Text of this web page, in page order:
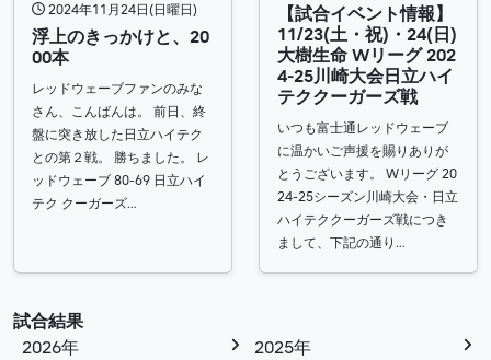
2024年11月24日(日曜日)
浮上のきっかけと、20
00本
レッドウェーブファンのみな
さん、こんばんは。 前日、終
盤に突き放した日立ハイテク
との第２戦。 勝ちました。 レ
ッドウェーブ 80-69 日立ハイ
テク クーガーズ…
【試合イベント情報】
11/23(土・祝)・24(日)
大樹生命 Wリーグ 202
4-25川崎大会日立ハイ
テククーガーズ戦
いつも富士通レッドウェーブ
に温かいご声援を賜りありが
とうございます。 Wリーグ 20
24-25シーズン川崎大会・日立
ハイテククーガーズ戦につき
まして、下記の通り…
試合結果
2026年
2025年